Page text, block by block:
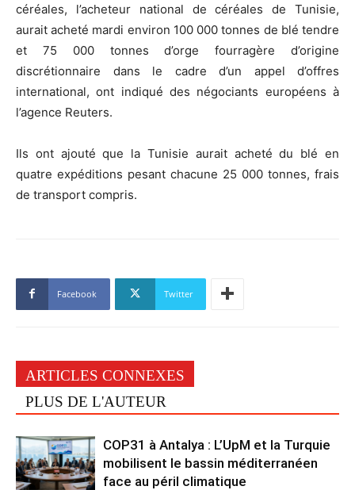
céréales, l’acheteur national de céréales de Tunisie,
aurait acheté mardi environ 100 000 tonnes de blé tendre
et 75 000 tonnes d’orge fourragère d’origine
discrétionnaire dans le cadre d’un appel d’offres
international, ont indiqué des négociants européens à
l’agence Reuters.
Ils ont ajouté que la Tunisie aurait acheté du blé en
quatre expéditions pesant chacune 25 000 tonnes, frais
de transport compris.
Facebook Twitter
ARTICLES CONNEXES
PLUS DE L'AUTEUR
COP31 à Antalya : L’UpM et la Turquie
mobilisent le bassin méditerranéen
face au péril climatique